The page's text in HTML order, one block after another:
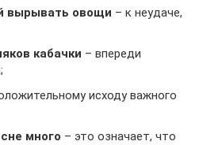
вырывать овощи – к неудаче,
кабачки – впереди
исходу важного
много – это означает, что